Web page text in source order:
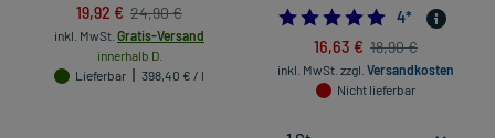
19,92 € 24,90 €
inkl. MwSt. Gratis-Versand
innerhalb D.
Lieferbar
398,40 € / l
5.0
4*
16,63 € 18,90 €
inkl. MwSt. zzgl. Versandkosten
Nicht lieferbar